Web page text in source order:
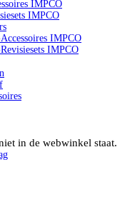
IMPCO
IMPCO
IMPCO
IMPCO
in de webwinkel staat.